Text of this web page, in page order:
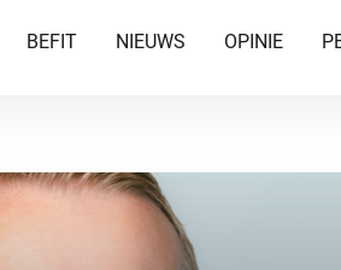
BEFIT NIEUWS OPINIE
PENSIOENREGELING”